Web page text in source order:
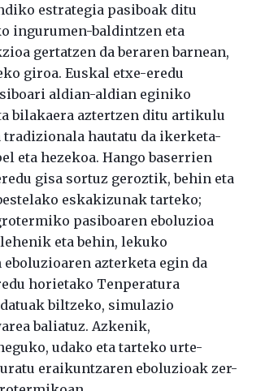
estrategia pasiboak ditu
ingurumen-baldintzen eta
gertatzen da beraren barnean,
giroa. Euskal etxe-eredu
aldian-aldian eginiko
bilakaera aztertzen ditu artikulu
hautatu da ikerketa-
eta hezekoa. Hango baserrien
gisa sortuz geroztik, behin eta
eskakizunak tarteko;
pasiboaren eboluzioa
eta behin, lekuko
azterketa egin da
horietako Tenperatura
biltzeko, simulazio
baliatuz. Azkenik,
udako eta tarteko urte-
eraikuntzaren eboluzioak zer-